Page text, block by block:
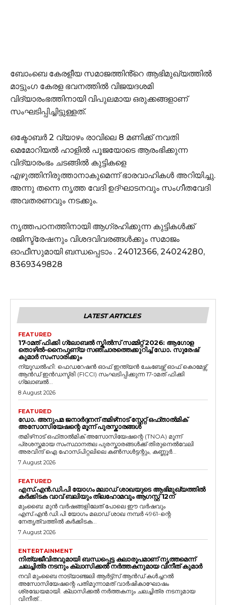
ബോംബെ കേരളീയ സമാജത്തിൻ്റെ ആഭിമുഖ്യത്തിൽ
മാട്ടുംഗ കേരള ഭവനത്തിൽ വിജയദശമി
വിദ്യാരംഭത്തിനായി വിപുലമായ ഒരുക്കങ്ങളാണ്
സംഘടിപ്പിച്ചിട്ടുള്ളത്.
ഒക്ടോബർ 2 വ്യാഴം രാവിലെ 8 മണിക്ക് നവതി
മെമോറിയൽ ഹാളിൽ പൂജയോടെ ആരംഭിക്കുന്ന
വിദ്യാരംഭം ചടങ്ങിൽ കുട്ടികളെ
എഴുത്തിനിരുത്താനാകുമെന്ന് ഭാരവാഹികൾ അറിയിച്ചു.
അന്നു തന്നെ നൃത്ത വേദി ഉദ്ഘാടനവും സംഗീതവേദി
അവതരണവും നടക്കും.
നൃത്തപഠനത്തിനായി ആഗ്രഹിക്കുന്ന കുട്ടികൾക്ക്
രജിസ്ട്രേഷനും വിശദവിവരങ്ങൾക്കും സമാജം
ഓഫീസുമായി ബന്ധപ്പെടാം . 24012366, 24024280,
8369349828
LATEST ARTICLES
FEATURED
17-ാമത് ഫിക്കി ഗ്ലോബൽ സ്കിൽസ് സമ്മിറ്റ് 2026: ആഗോള
തൊഴിൽ-നൈപുണ്യ സഞ്ചാരത്തെക്കുറിച്ച് ഡോ. സുരേഷ്
കുമാർ സംസാരിക്കും
ന്യൂഡൽഹി: ഫെഡറേഷൻ ഓഫ് ഇന്ത്യൻ ചേംബേഴ്സ് ഓഫ് കൊമേഴ്സ്
ആൻഡ് ഇൻഡസ്ട്രി (FICCI) സംഘടിപ്പിക്കുന്ന 17-ാമത് ഫിക്കി
ഗ്ലോബൽ...
8 August 2026
FEATURED
ഡോ. അനുപമ ജനാർദ്ദനന് തമിഴ്‌നാട് സ്റ്റേറ്റ് ഒഫ്താൽമിക്
അസോസിയേഷന്റെ മൂന്ന് പുരസ്കാരങ്ങൾ
തമിഴ്‌നാട് ഒഫ്താൽമിക് അസോസിയേഷന്റെ (TNOA) മൂന്ന്
പ്രശസ്തമായ സംസ്ഥാനതല പുരസ്കാരങ്ങൾക്ക് തിരുനെൽവേലി
അരവിന്ദ് ഐ ഹോസ്പിറ്റലിലെ കൺസൾട്ടന്റും, കണ്ണൂർ...
7 August 2026
FEATURED
എസ്.എൻ.ഡി.പി യോഗം മലാഡ് ശാഖയുടെ ആഭിമുഖ്യത്തിൽ
കർക്കിടക വാവ് ബലിയും തിലഹോമവും ആഗസ്റ്റ് 12ന്
മുംബൈ: മുൻ വർഷങ്ങളിലേത് പോലെ ഈ വർഷവും
എസ്.എൻ.ഡി.പി യോഗം മലാഡ് ശാഖ നമ്പർ 4961-ന്റെ
നേതൃത്വത്തിൽ കർക്കിടക...
7 August 2026
ENTERTAINMENT
നിത്യജീവിതവുമായി ബന്ധപ്പെട്ട കലാരൂപമാണ് നൃത്തമെന്ന്
ചലച്ചിത്ര നടനും ക്ലാസിക്കൽ നർത്തകനുമായ വിനീത് കുമാർ
നവി മുംബൈ നാട്യാഞ്ജലി ആർട്ട്സ് ആൻഡ് കൾച്ചറൽ
അസോസിയേഷന്റെ പതിമൂന്നാമത് വാർഷികാഘോഷം
ശ്രദ്ധേയമായി. ക്ലാസിക്കൽ നർത്തകനും ചലച്ചിത്ര നടനുമായ
വിനീത്...